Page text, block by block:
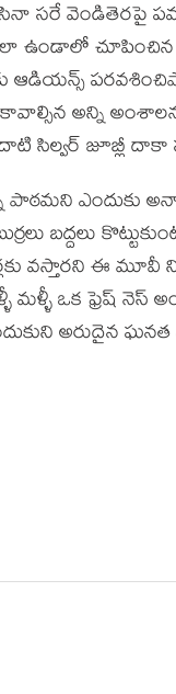
సరే వెండితెరపై
చూపించిన
అన్ని
సిల్వర్ జూబ్లీ
పాఠమని
బద్దలు
వస్తారని ఈ
ఒక ఫ్రెష్ నెస్
అరుదైన